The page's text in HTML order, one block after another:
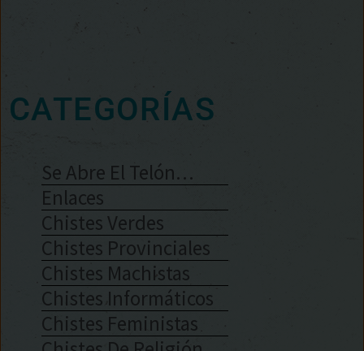
CATEGORÍAS
Se Abre El Telón…
Enlaces
Chistes Verdes
Chistes Provinciales
Chistes Machistas
Chistes Informáticos
Chistes Feministas